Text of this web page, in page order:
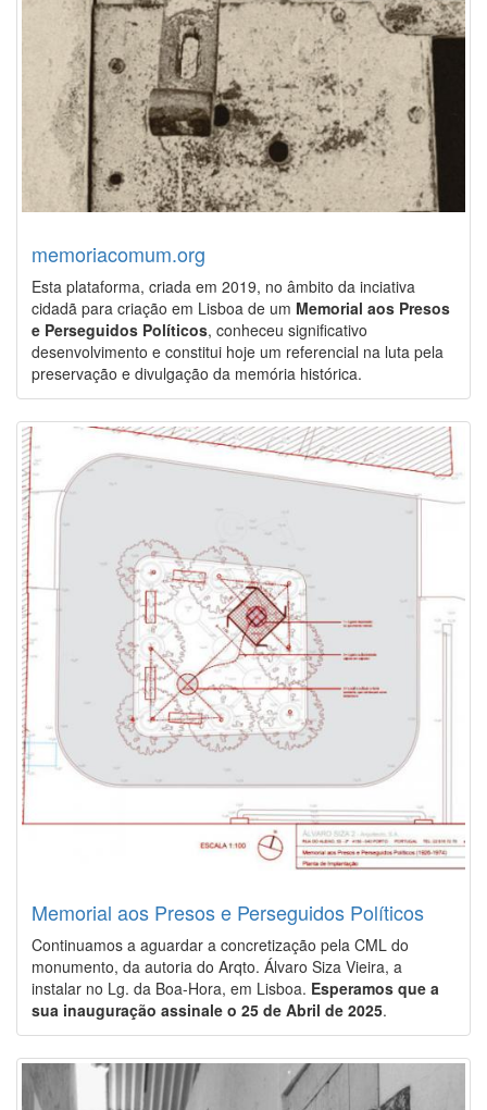
memoriacomum.org
Esta plataforma, criada em 2019, no âmbito da inciativa
cidadã para criação em Lisboa de um Memorial aos Presos
e Perseguidos Políticos, conheceu significativo
desenvolvimento e constitui hoje um referencial na luta pela
preservação e divulgação da memória histórica.
Image
Memorial aos Presos e Perseguidos Políticos
Continuamos a aguardar a concretização pela CML do
monumento, da autoria do Arqto. Álvaro Siza Vieira, a
instalar no Lg. da Boa-Hora, em Lisboa. Esperamos que a
sua inauguração assinale o 25 de Abril de 2025.
Image